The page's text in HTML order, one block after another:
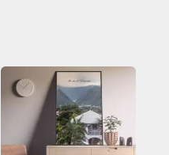
Ce
produit
plusieurs